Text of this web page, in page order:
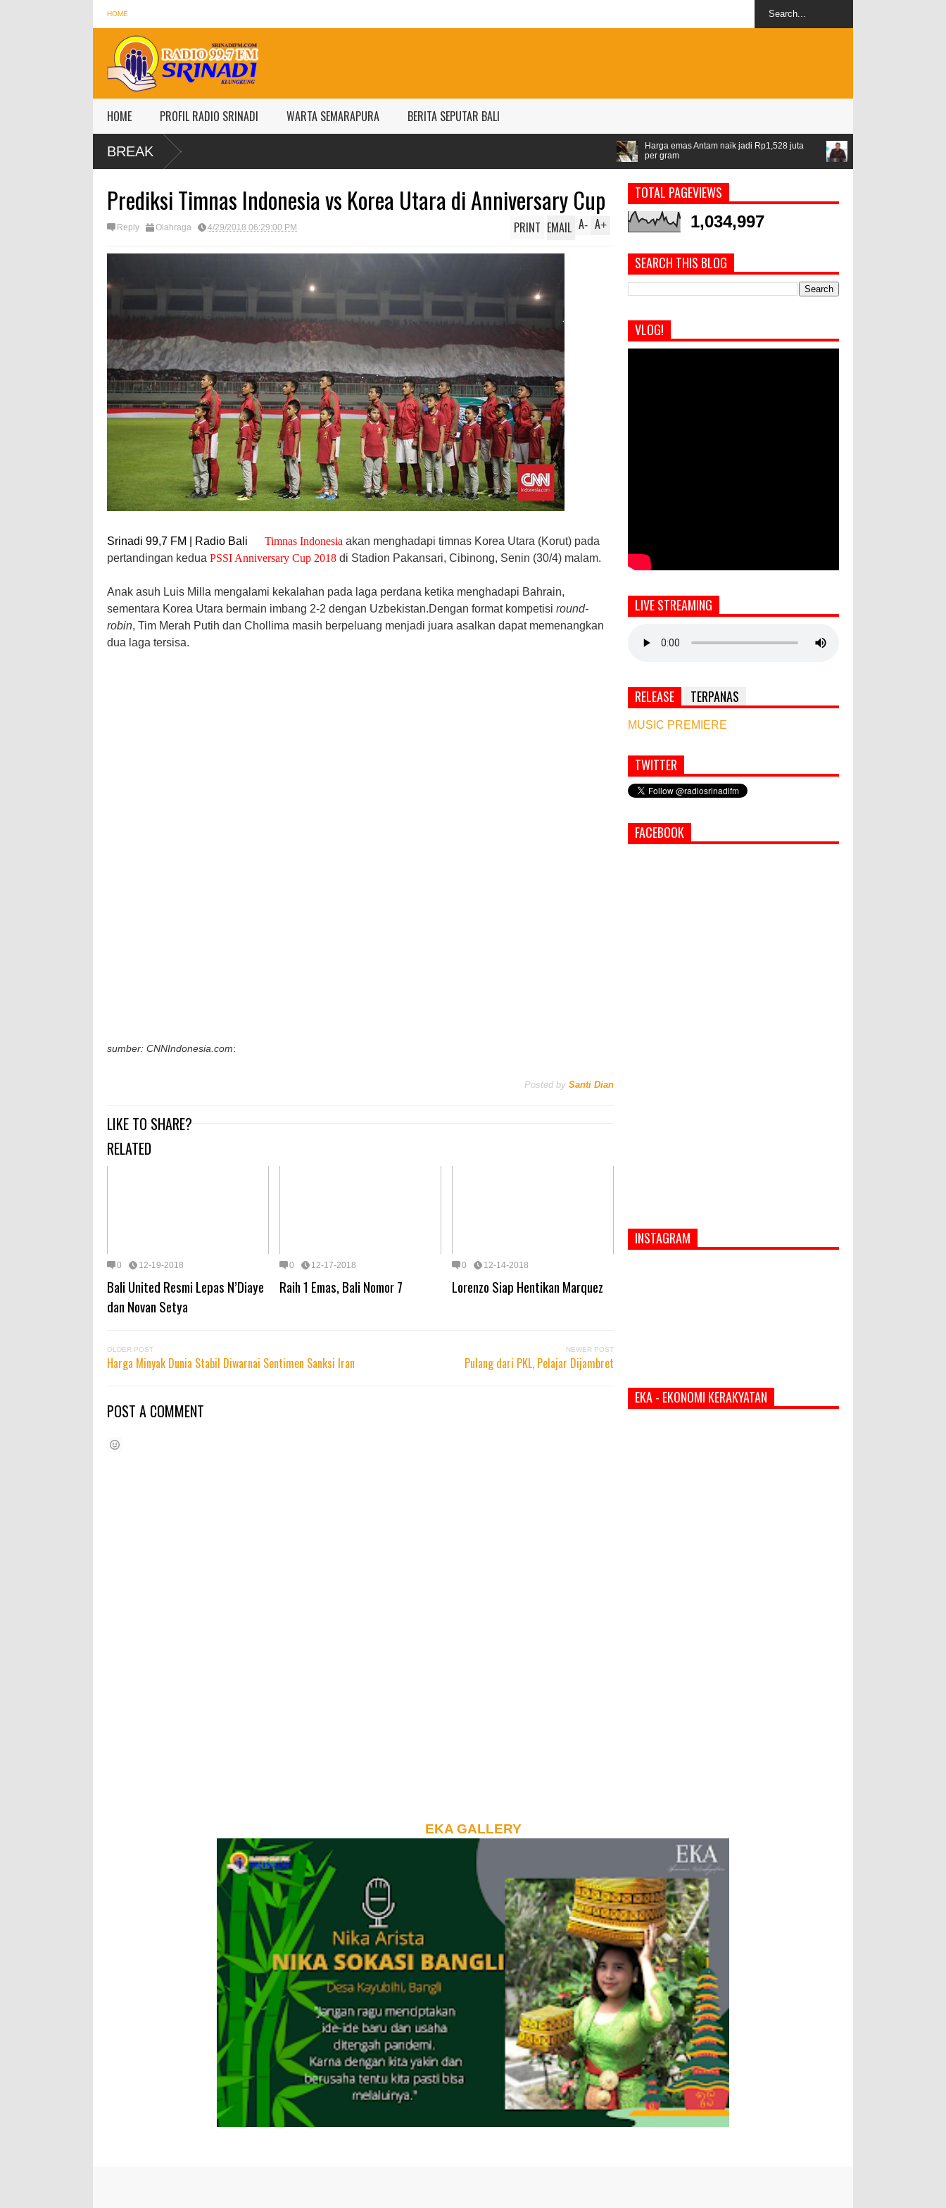
HOME
HOME PROFIL RADIO SRINADI WARTA SEMARAPURA BERITA SEPUTAR BALI
BREAK
Harga emas Antam naik jadi Rp1,528 juta
Airlangga: ASEAN jadi kawasan stabil di
Prediksi Timnas Indonesia vs Korea Utara di Anniversary Cup
Reply Olahraga 4/29/2018 06:29:00 PM A+
A-
PRINT EMAIL
Srinadi 99,7 FM | Radio Bali Timnas Indonesia akan menghadapi timnas Korea Utara (Korut) pada
pertandingan kedua PSSI Anniversary Cup 2018 di Stadion Pakansari, Cibinong, Senin (30/4) malam.
Anak asuh Luis Milla mengalami kekalahan pada laga perdana ketika menghadapi Bahrain,
sementara Korea Utara bermain imbang 2-2 dengan Uzbekistan.Dengan format kompetisi round-
robin, Tim Merah Putih dan Chollima masih berpeluang menjadi juara asalkan dapat memenangkan
dua laga tersisa.
sumber: CNNIndonesia.com:
Posted by Santi Dian
LIKE TO SHARE?
RELATED
0 12-19-2018
Bali United Resmi Lepas N’Diaye
dan Novan Setya
0 12-17-2018
Raih 1 Emas, Bali Nomor 7
0 12-14-2018
Lorenzo Siap Hentikan Marquez
OLDER POST
Harga Minyak Dunia Stabil Diwarnai Sentimen Sanksi Iran
NEWER POST
Pulang dari PKL, Pelajar Dijambret
POST A COMMENT
TOTAL PAGEVIEWS
1,034,997
SEARCH THIS BLOG
VLOG!
LIVE STREAMING
RELEASE TERPANAS
MUSIC PREMIERE
Simbol Persahabatan, RI Bangun Islamic Centre
di Afghanistan
PASAR MURAH
TWITTER
FACEBOOK
INSTAGRAM
EKA - EKONOMI KERAKYATAN
EKA GALLERY